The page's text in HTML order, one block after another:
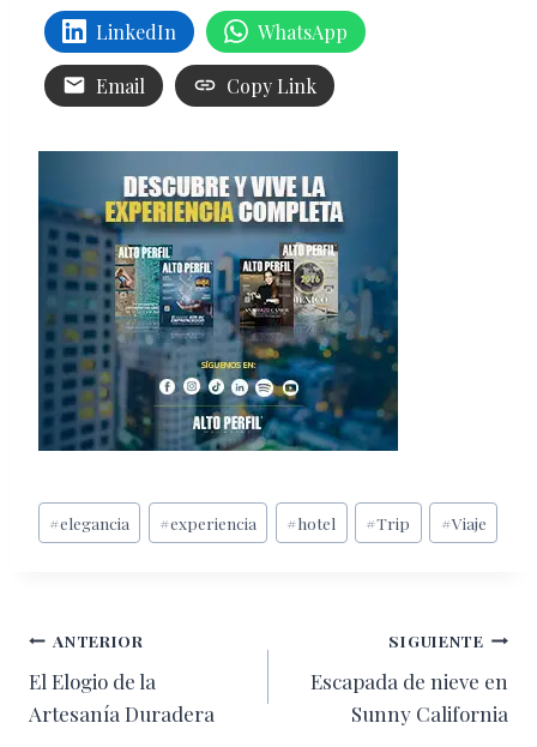
LinkedIn WhatsApp
Email Copy Link
Etiquetas
de
#elegancia #experiencia #hotel #Trip #Viaje
Navegación
de
ANTERIOR
El Elogio de la
Artesanía Duradera
SIGUIENTE
Escapada de nieve en
Sunny California